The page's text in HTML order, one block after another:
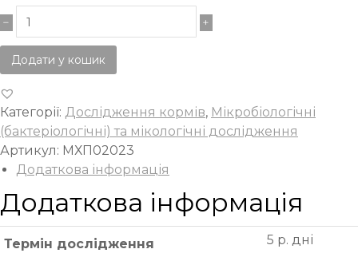
Додати у кошик
Категорії: Дослідження кормів, Мікробіологічні
(бактеріологічні) та мікологічні дослідження
Артикул: МХП02023
Додаткова інформація
Додаткова інформація
Термін дослідження 5 р. дні